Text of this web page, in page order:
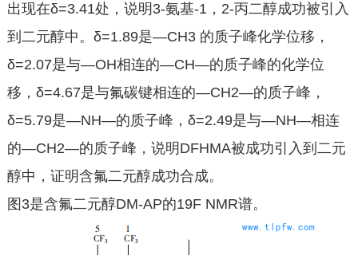
出现在δ=3.41处，说明3-氨基-1，2-丙二醇成功被引入
到二元醇中。δ=1.89是—CH3 的质子峰化学位移，
δ=2.07是与—OH相连的—CH—的质子峰的化学位
移，δ=4.67是与氟碳键相连的—CH2—的质子峰，
δ=5.79是—NH—的质子峰，δ=2.49是与—NH—相连
的—CH2—的质子峰，说明DFHMA被成功引入到二元
醇中，证明含氟二元醇成功合成。
图3是含氟二元醇DM-AP的19F NMR谱。